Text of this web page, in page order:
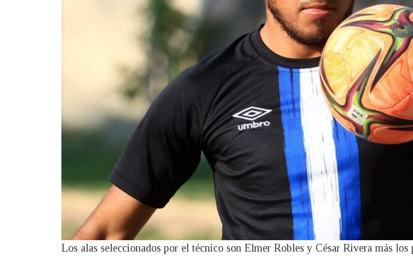
Los alas seleccionados por el técnico son Elmer Robles y César Rivera más